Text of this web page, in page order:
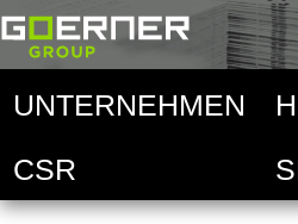
UNTERNEHMEN
CSR